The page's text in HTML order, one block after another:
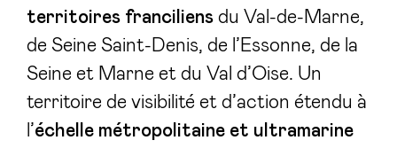
territoires franciliensdu Val-de-Marne,
de Seine Saint-Denis, de l’Essonne, de la
Seine et Marne et du Val d’Oise. Un
territoire de visibilité et d’action étendu à
l’échelle métropolitaine et ultramarine